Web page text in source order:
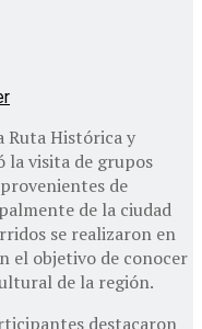
Ruta Histórica y
la visita de grupos
de
de la ciudad
se realizaron en
el objetivo de conocer
de la región.
destacaron